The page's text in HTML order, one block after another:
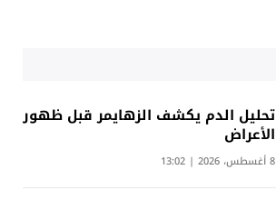
تحليل الدم يكشف الزهايمر قبل ظهور
الأعراض
8 أغسطس، 2026 | 13:02